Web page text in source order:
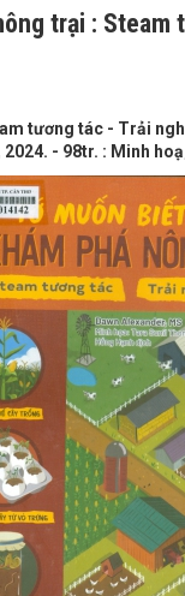
trại :
tương tác - Trải
2024. - 98tr. : Minh